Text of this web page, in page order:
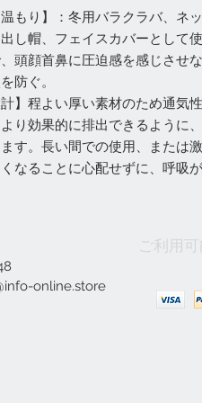
温もり】：冬用バラクラバ、ネ
し帽、フェイスカバーとして
頭顔首鼻に圧迫感を感じさせ
防ぐ。
計】程よい厚い素材のため通気
り効果的に排出できるように
す。長い間での使用、または
なることに心配せずに、呼吸が
online.store
ご利用